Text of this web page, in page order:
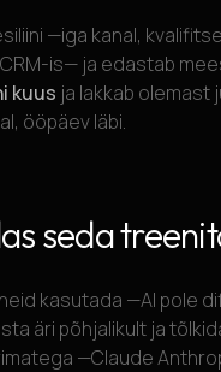
—iga kanal,
is— ja edastab
kuus ja lakkab olemast
ööpäev läbi.
seda
kasutada —AI pole
äri põhjalikult ja
—Claude